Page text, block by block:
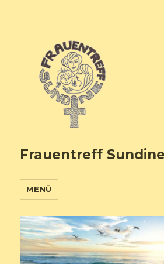
Frauentreff
MENÜ